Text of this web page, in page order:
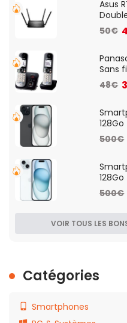
Asus
Client
50€
Sans
48€
128Go
500€
128Go
500€
VOIR TOUS LES
Catégories
Smartphones